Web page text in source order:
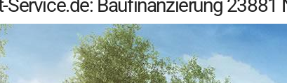
Service.de: Baufinanzierung